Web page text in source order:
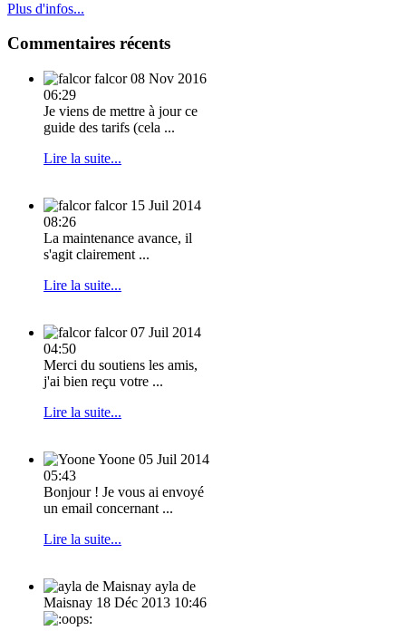
Plus d'infos...
Commentaires récents
falcor 08 Nov 2016
06:29
Je viens de mettre à jour ce
guide des tarifs (cela ...
Lire la suite...
falcor 15 Juil 2014
08:26
La maintenance avance, il
s'agit clairement ...
Lire la suite...
falcor 07 Juil 2014
04:50
Merci du soutiens les amis,
j'ai bien reçu votre ...
Lire la suite...
Yoone 05 Juil 2014
05:43
Bonjour ! Je vous ai envoyé
un email concernant ...
Lire la suite...
ayla de
Maisnay 18 Déc 2013 10:46